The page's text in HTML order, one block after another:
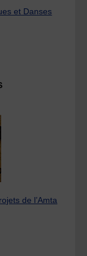
et Danses
de l’Amta